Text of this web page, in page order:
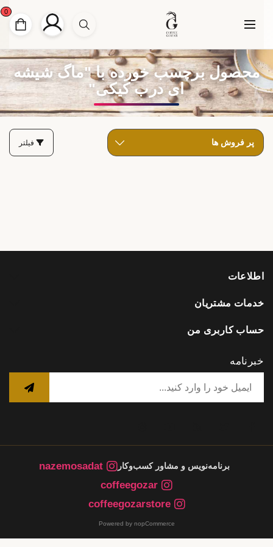
0
محصول برچسب خورده با "ماگ شیشه
ای درب کیکی"
فیلتر
اطلاعات
خدمات مشتریان
حساب کاربری من
خبرنامه
برنامه‌نویس و مشاور کسب‌وکار
nazemosadat
coffeegozar
coffeegozarstore
Powered by nopCommerce